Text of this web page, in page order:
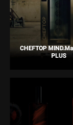
CHEFTOP
PLUS